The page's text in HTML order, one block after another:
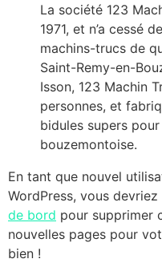
La société 123
1971, et n’a cessé
machins-trucs de
Saint-Remy-en-
Isson, 123 Machin
personnes, et
bidules supers
bouzemontoise.
En tant que nouvel
WordPress, vous
de bord pour supprimer
nouvelles pages pour
bien !